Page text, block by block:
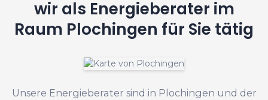
wir als Energieberater im
Raum Plochingen für Sie tätig
Unsere Energieberater sind in Plochingen und der